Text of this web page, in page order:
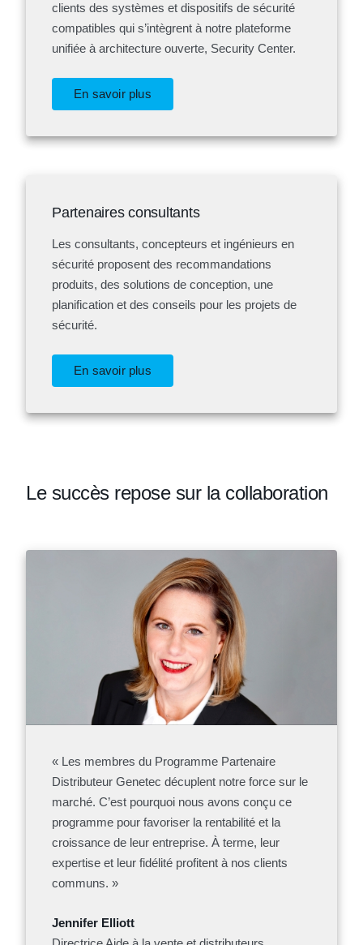
clients des systèmes et dispositifs de sécurité
compatibles qui s’intègrent à notre plateforme
unifiée à architecture ouverte, Security Center.
En savoir plus
Partenaires consultants
Les consultants, concepteurs et ingénieurs en
sécurité proposent des recommandations
produits, des solutions de conception, une
planification et des conseils pour les projets de
sécurité.
En savoir plus
Le succès repose sur la collaboration
« Les membres du Programme Partenaire
Distributeur Genetec décuplent notre force sur le
marché. C’est pourquoi nous avons conçu ce
programme pour favoriser la rentabilité et la
croissance de leur entreprise. À terme, leur
expertise et leur fidélité profitent à nos clients
communs. »
Jennifer Elliott